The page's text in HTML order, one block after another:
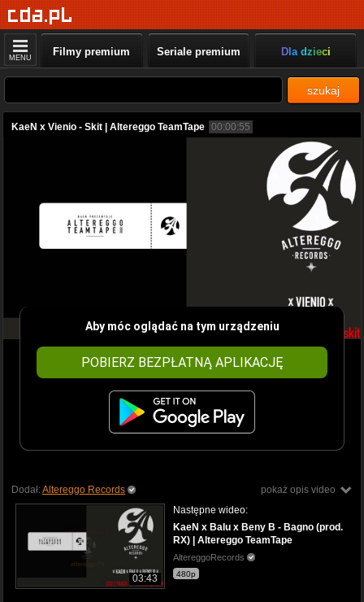
MENU Filmy premium Seriale premium Dla dzieci
szukaj
KaeN x Vienio - Skit | Altereggo TeamTape 00:00:55
Aby móc oglądać na tym urządzeniu
POBIERZ BEZPŁATNĄ APLIKACJĘ
pokaż opis video
Dodał:Altereggo Records
03:43
Następne wideo:
KaeN x Balu x Beny B - Bagno (prod.
RX) | Altereggo TeamTape
AltereggoRecords
480p